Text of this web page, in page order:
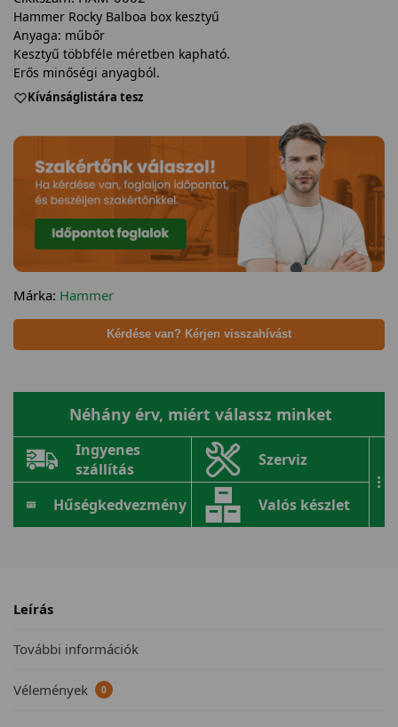
Hammer Rocky Balboa box kesztyű
Anyaga: műbőr
Kesztyű többféle méretben kapható.
Erős minőségi anyagból.
Kívánságlistára tesz
Márka: Hammer
Kérdése van? Kérjen visszahívást
Néhány érv, miért válassz minket
Ingyenes
szállítás
Szerviz
Hűségkedvezmény Valós készlet
...
Leírás
További információk
Vélemények 0